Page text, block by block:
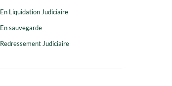
En Liquidation Judiciaire
En sauvegarde
Redressement Judiciaire